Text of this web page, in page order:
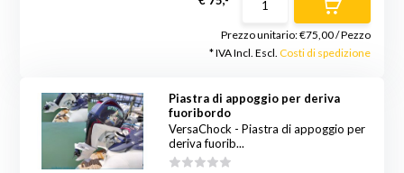
Prezzo unitario:€75,00/Pezzo
* IVA Incl. Escl. Costi di spedizione
Piastra di appoggio per deriva
fuoribordo
VersaChock - Piastra di appoggio per
deriva fuorib...